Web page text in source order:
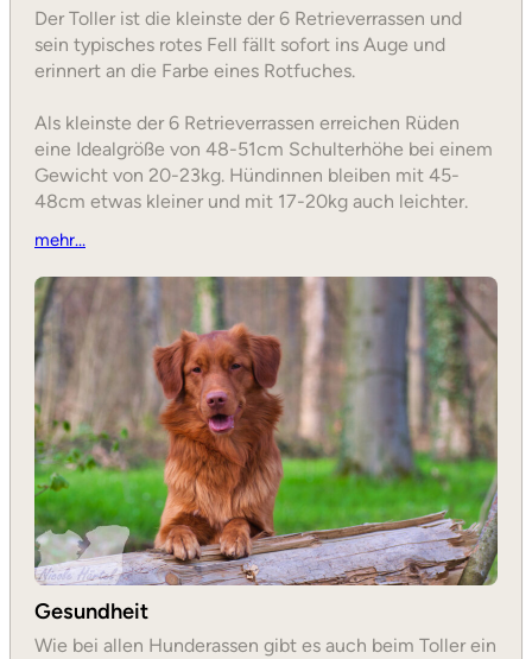
Der Toller ist die kleinste der 6 Retrieverrassen und
sein typisches rotes Fell fällt sofort ins Auge und
erinnert an die Farbe eines Rotfuches.
Als kleinste der 6 Retrieverrassen erreichen Rüden
eine Idealgröße von 48-51cm Schulterhöhe bei einem
Gewicht von 20-23kg. Hündinnen bleiben mit 45-
48cm etwas kleiner und mit 17-20kg auch leichter.
mehr…
Gesundheit
Wie bei allen Hunderassen gibt es auch beim Toller ein